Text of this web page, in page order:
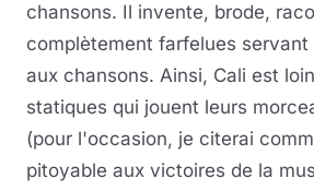
chansons. Il invente, brode,
complètement farfelues servant
aux chansons. Ainsi, Cali est
statiques qui jouent leurs
(pour l'occasion, je citerai
pitoyable aux victoires de la